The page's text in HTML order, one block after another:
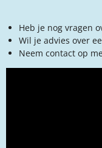
Heb je nog vragen
Wil je advies over
Neem contact op